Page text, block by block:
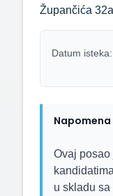
Župančića
Datum
Napomena
Ovaj posao
u skladu